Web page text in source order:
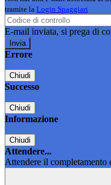
tramite la Login Spaggiari
E-mail inviata, si prega di
Errore
Chiudi
Successo
Chiudi
Informazione
Chiudi
Attendere...
Attendere il completamento